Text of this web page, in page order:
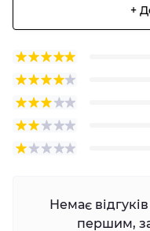
+
Немає
першим,